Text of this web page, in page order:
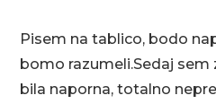
Pisem na tablico, bodo
bomo razumeli.Sedaj sem
bila naporna, totalno